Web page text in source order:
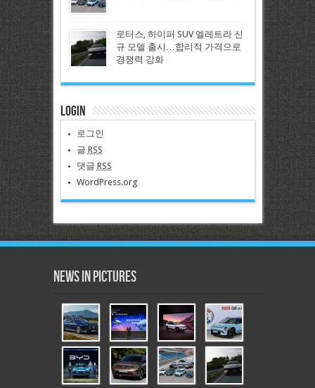
로터스, 하이퍼 SUV 엘레트라 신
규 모델 출시…합리적 가격으로
경쟁력 강화
Login
로그인
글 RSS
댓글 RSS
WordPress.org
News in Pictures